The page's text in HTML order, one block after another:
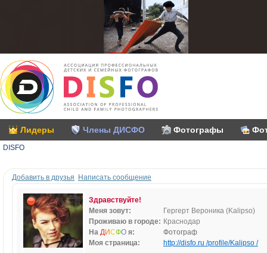
Лидеры Члены ДИСФО Фотографы
DISFO
Добавить в друзья Написать сообщение
Здравствуйте!
Меня зовут:
Гергерт Вероника (Kalipso)
Проживаю в городе: Краснодар
На ДИСФО я:
Фотограф
Моя страница:
http://disfo.ru /profile/Kalipso /